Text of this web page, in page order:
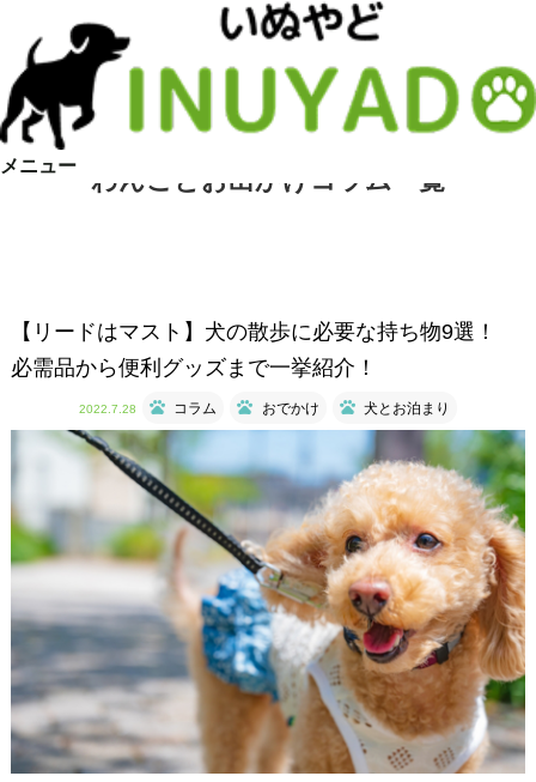
メニュー わんことお出かけコラム一覧
【リードはマスト】犬の散歩に必要な持ち物9選！
必需品から便利グッズまで一挙紹介！
2022.7.28 コラム おでかけ 犬とお泊まり